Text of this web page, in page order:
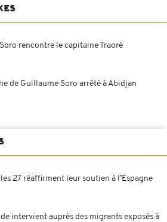
rencontre le capitaine Traoré
de Guillaume Soro arrêté à Abidjan
27 réaffirment leur soutien à l’Espagne
intervient auprès des migrants exposés à